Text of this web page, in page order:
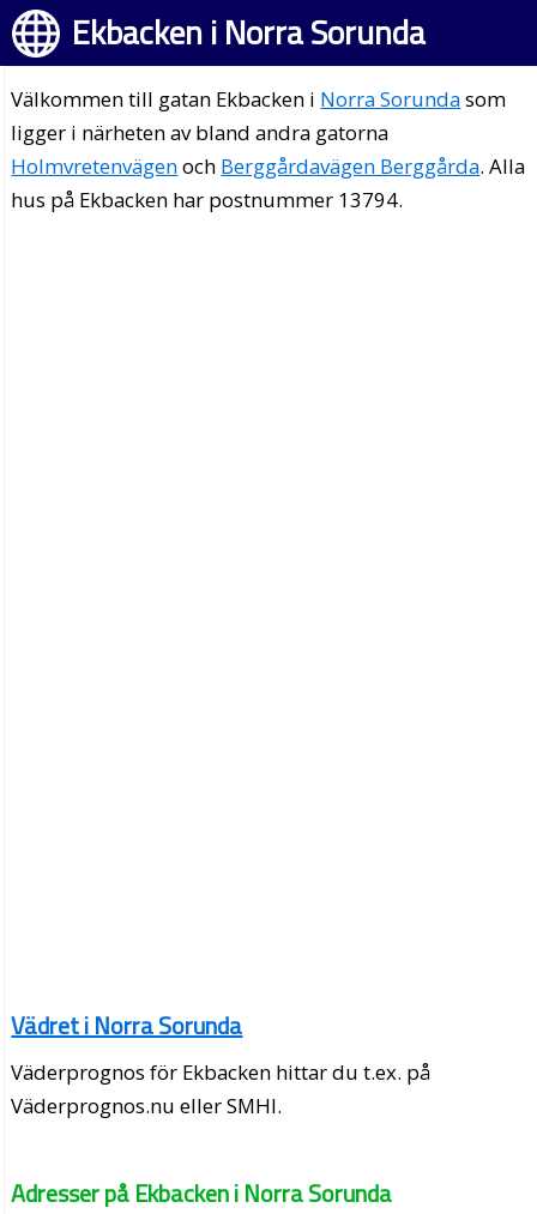
Ekbacken i Norra Sorunda
Välkommen till gatan Ekbacken i Norra Sorundasom
ligger i närheten av bland andra gatorna
Holmvretenvägenoch Berggårdavägen Berggårda. Alla
hus på Ekbacken har postnummer 13794.
Vädret i Norra Sorunda
Väderprognos för Ekbacken hittar du t.ex. på
Väderprognos.nu eller SMHI.
Adresser på Ekbacken i Norra Sorunda